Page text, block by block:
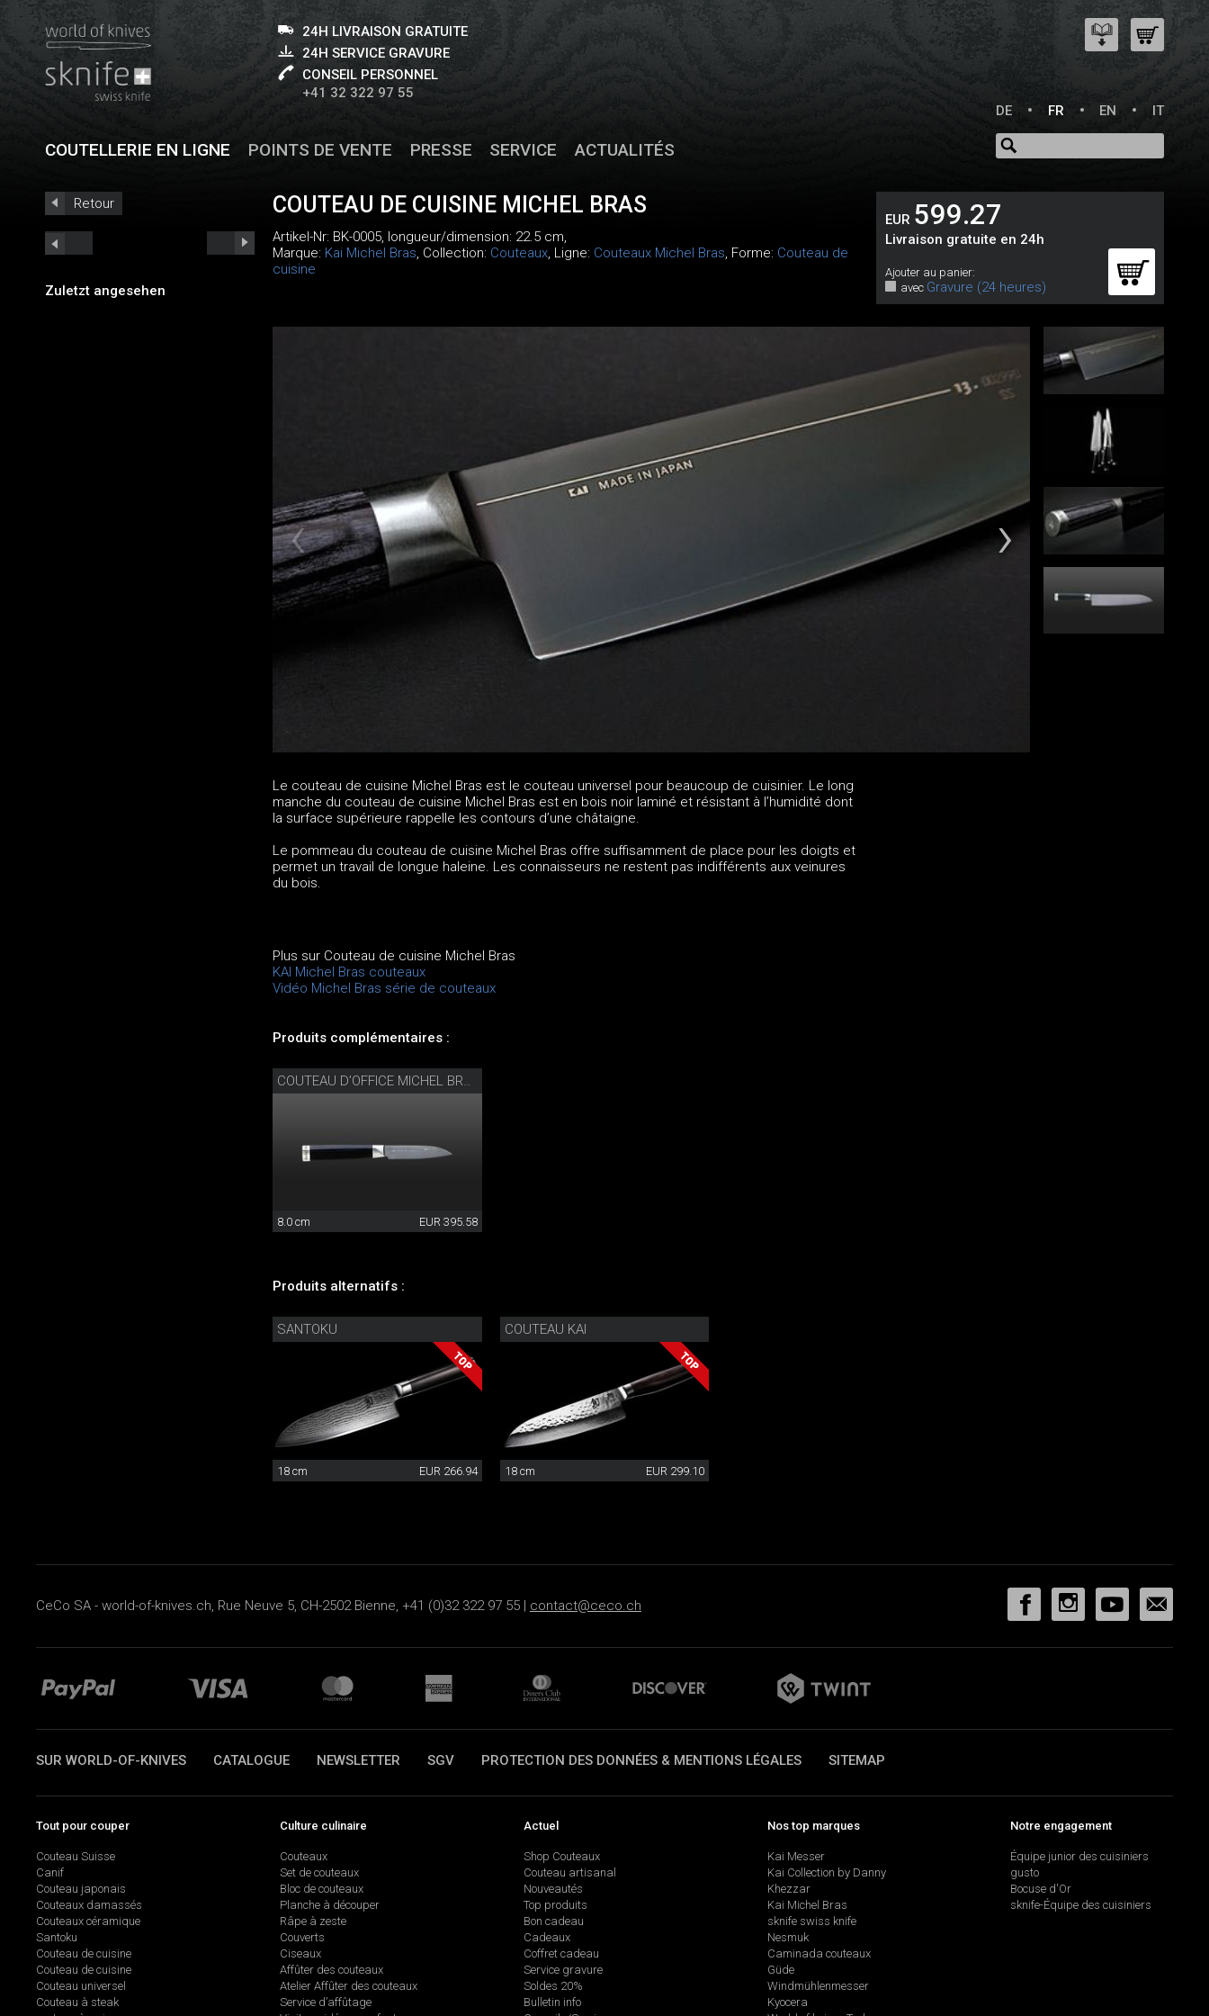
24H LIVRAISON GRATUITE
24H SERVICE GRAVURE
CONSEIL PERSONNEL
+41 32 322 97 55
DE
FR EN IT
COUTELLERIE EN LIGNE POINTS DE VENTE PRESSE SERVICE ACTUALITÉS
Retour
Zuletzt angesehen
COUTEAU DE CUISINE MICHEL BRAS
Artikel-Nr: BK-0005, longueur/dimension: 22.5 cm,
Marque: Kai Michel Bras, Collection: Couteaux, Ligne: Couteaux Michel Bras, Forme: Couteau de
cuisine
EUR 599.27
Livraison gratuite en 24h
Ajouter au panier:
avec Gravure (24 heures)
Le couteau de cuisine Michel Bras est le couteau universel pour beaucoup de cuisinier. Le long
manche du couteau de cuisine Michel Bras est en bois noir laminé et résistant à l’humidité dont
la surface supérieure rappelle les contours d’une châtaigne.
Le pommeau du couteau de cuisine Michel Bras offre suffisamment de place pour les doigts et
permet un travail de longue haleine. Les connaisseurs ne restent pas indifférents aux veinures
du bois.
Plus sur Couteau de cuisine Michel Bras
KAI Michel Bras couteaux
Vidéo Michel Bras série de couteaux
Produits complémentaires :
8.0 cm EUR 395.58
Produits alternatifs :
SANTOKU
18 cm EUR 266.94
COUTEAU KAI
18 cm EUR 299.10
CeCo SA - world-of-knives.ch, Rue Neuve 5, CH-2502 Bienne, +41 (0)32 322 97 55 | contact@ceco.ch
SUR WORLD-OF-KNIVES CATALOGUE NEWSLETTER SGV PROTECTION DES DONNÉES & MENTIONS LÉGALES SITEMAP
Tout pour couper
Couteau Suisse
Canif
Couteau japonais
Couteaux damassés
Couteaux céramique
Santoku
Couteau de cuisine
Couteau de cuisine
Couteau universel
Couteau à steak
Culture culinaire
Couteaux
Set de couteaux
Bloc de couteaux
Planche à découper
Râpe à zeste
Couverts
Ciseaux
Affûter des couteaux
Atelier Affûter des couteaux
Service d’affûtage
Actuel
Shop Couteaux
Couteau artisanal
Nouveautés
Top produits
Bon cadeau
Cadeaux
Coffret cadeau
Service gravure
Soldes 20%
Bulletin info
Nos top marques
Kai Messer
Kai Collection by Danny
Khezzar
Kai Michel Bras
sknife swiss knife
Nesmuk
Caminada couteaux
Güde
Windmühlenmesser
Kyocera
Notre engagement
Équipe junior des cuisiniers
gusto
Bocuse d'Or
sknife-Équipe des cuisiniers